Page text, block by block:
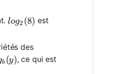
log_2(8)
log2(8) est
des
b (y), ce qui est